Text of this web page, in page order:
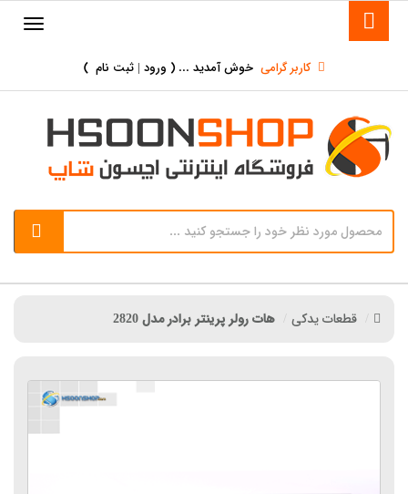
کاربر گرامی خوش آمدید ... ( ورود | ثبت نام )
قطعات یدکی هات رولر پرینتر برادر مدل 2820